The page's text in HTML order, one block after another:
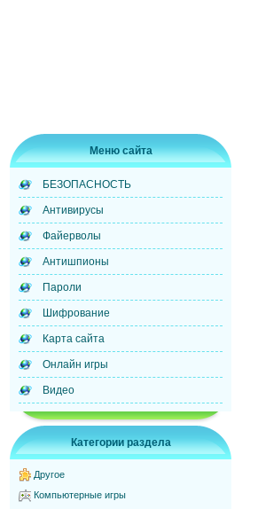
Меню сайта
БЕЗОПАСНОСТЬ
Антивирусы
Файерволы
Антишпионы
Пароли
Шифрование
Карта сайта
Онлайн игры
Видео
Категории раздела
Другое
Компьютерные игры